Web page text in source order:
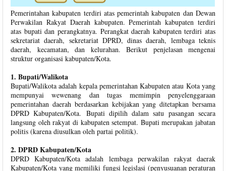
Pemerintahan kabupaten terdiri atas pemerintah kabupaten dan Dewan
Perwakilan Rakyat Daerah kabupaten. Pemerintah kabupaten terdiri
atas bupati dan perangkatnya. Perangkat daerah kabupaten terdiri atas
sekretariat daerah, sekretariat DPRD, dinas daerah, lembaga teknis
daerah, kecamatan, dan kelurahan. Berikut penjelasan mengenai
struktur organisasi kabupaten/Kota.
1. Bupati/Walikota
Bupati/Walikota adalah kepala pemerintahan Kabupaten atau Kota yang
mempunyai wewenang dan tugas memimpin penyelenggaraan
pemerintahan daerah berdasarkan kebijakan yang ditetapkan bersama
DPRD Kabupaten/Kota. Bupati dipilih dalam satu pasangan secara
langsung oleh rakyat di kabupaten setempat. Bupati merupakan jabatan
politis (karena diusulkan oleh partai politik).
2. DPRD Kabupaten/Kota
DPRD Kabupaten/Kota adalah lembaga perwakilan rakyat daerak
Kabupaten/Kota yang memiliki fungsi legislasi (penyusuanan peraturan